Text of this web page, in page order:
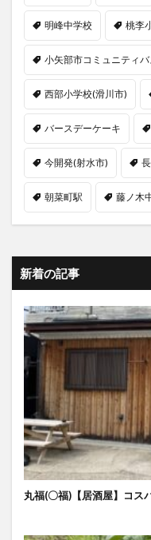
明峰中学校 桃李
小矢部市コミュニティバ
西部小学校(滑川市)
バースデーケーキ
今開発(射水市)
朝菜町駅 藤ノ木
新着の記事
丸福(〇福)【居酒屋】コス